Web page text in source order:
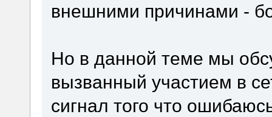
внешними причинами -
Но в данной теме мы
вызванный участием в
сигнал того что